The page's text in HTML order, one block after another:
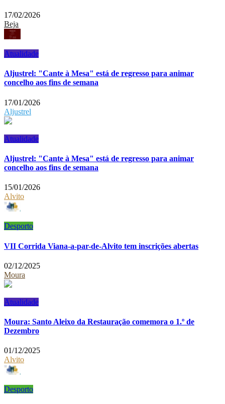
17/02/2026
Beja
Atualidade
Aljustrel: "Cante à Mesa" está de regresso para animar
concelho aos fins de semana
17/01/2026
Aljustrel
Atualidade
Aljustrel: "Cante à Mesa" está de regresso para animar
concelho aos fins de semana
15/01/2026
Alvito
Desporto
VII Corrida Viana-a-par-de-Alvito tem inscrições abertas
02/12/2025
Moura
Atualidade
Moura: Santo Aleixo da Restauração comemora o 1.º de
Dezembro
01/12/2025
Alvito
Desporto